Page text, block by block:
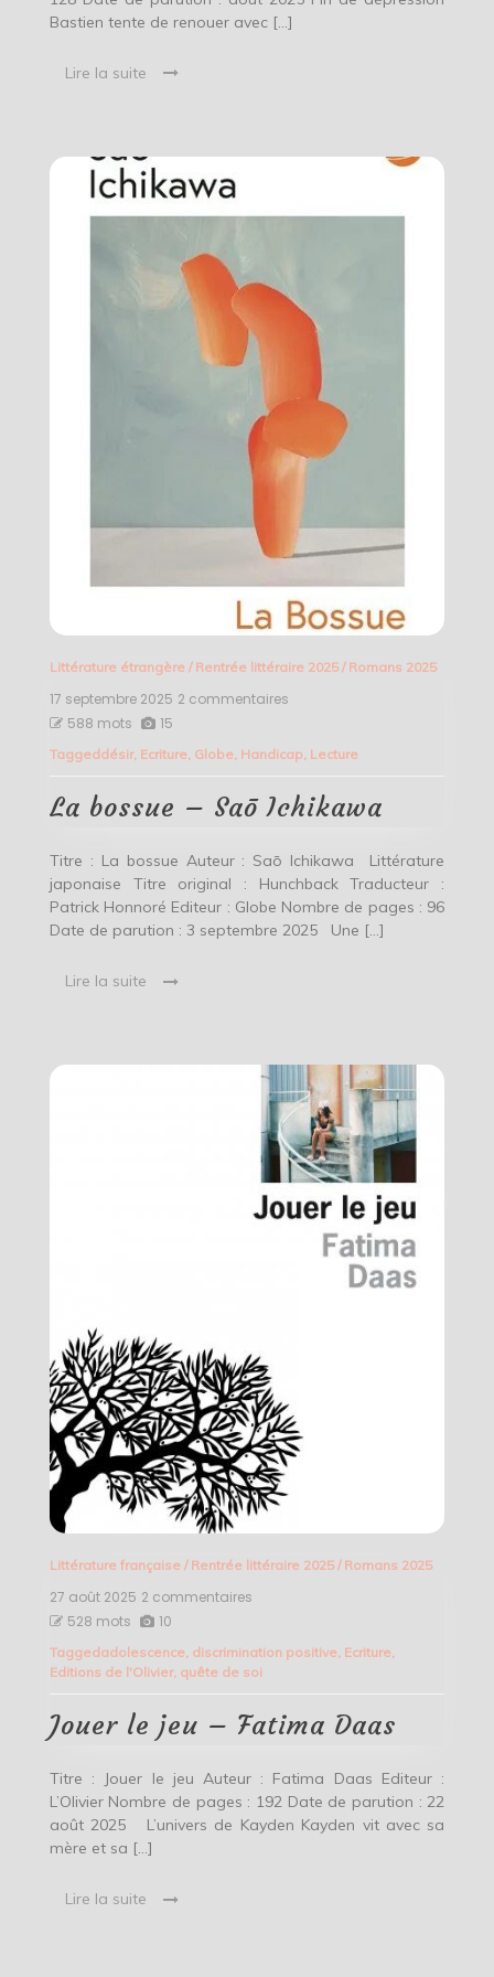
Bastien tente de renouer avec […]
Lire la suite
Littérature étrangère/ Rentrée littéraire 2025/ Romans 2025
17 septembre 2025 2 commentaires
–
Ichikawa
588 mots 15
Taggeddésir, Ecriture, Globe, Handicap, Lecture
La bossue – Saō Ichikawa
Titre : La bossue Auteur : Saō Ichikawa Littérature
japonaise Titre original : Hunchback Traducteur :
Patrick Honnoré Editeur : Globe Nombre de pages : 96
Date de parution : 3 septembre 2025 Une […]
Lire la suite
Littérature française/ Rentrée littéraire 2025/ Romans 2025
27 août 2025 2 commentaires
jeu
–
Daas
528 mots 10
Taggedadolescence, discrimination positive, Ecriture,
Editions de l'Olivier, quête de soi
Jouer le jeu – Fatima Daas
Titre : Jouer le jeu Auteur : Fatima Daas Editeur :
L’Olivier Nombre de pages : 192 Date de parution : 22
août 2025 L’univers de Kayden Kayden vit avec sa
mère et sa […]
Lire la suite